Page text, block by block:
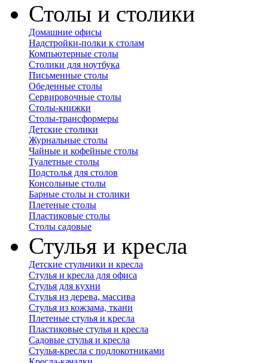
Столы и столики
Домашние офисы
Надстройки-полки к столам
Компьютерные столы
Столики для ноутбука
Письменные столы
Обеденные столы
Сервировочные столы
Столы-книжки
Столы-трансформеры
Детские столики
Журнальные столы
Чайные и кофейные столы
Туалетные столы
Подстолья для столов
Консольные столы
Барные столы и столики
Плетеные столы
Пластиковые столы
Столы садовые
Стулья и кресла
Детские стульчики и кресла
Стулья и кресла для офиса
Стулья для кухни
Стулья из дерева, массива
Стулья из кожзама, ткани
Плетеные стулья и кресла
Пластиковые стулья и кресла
Садовые стулья и кресла
Стулья-кресла с подлокотниками